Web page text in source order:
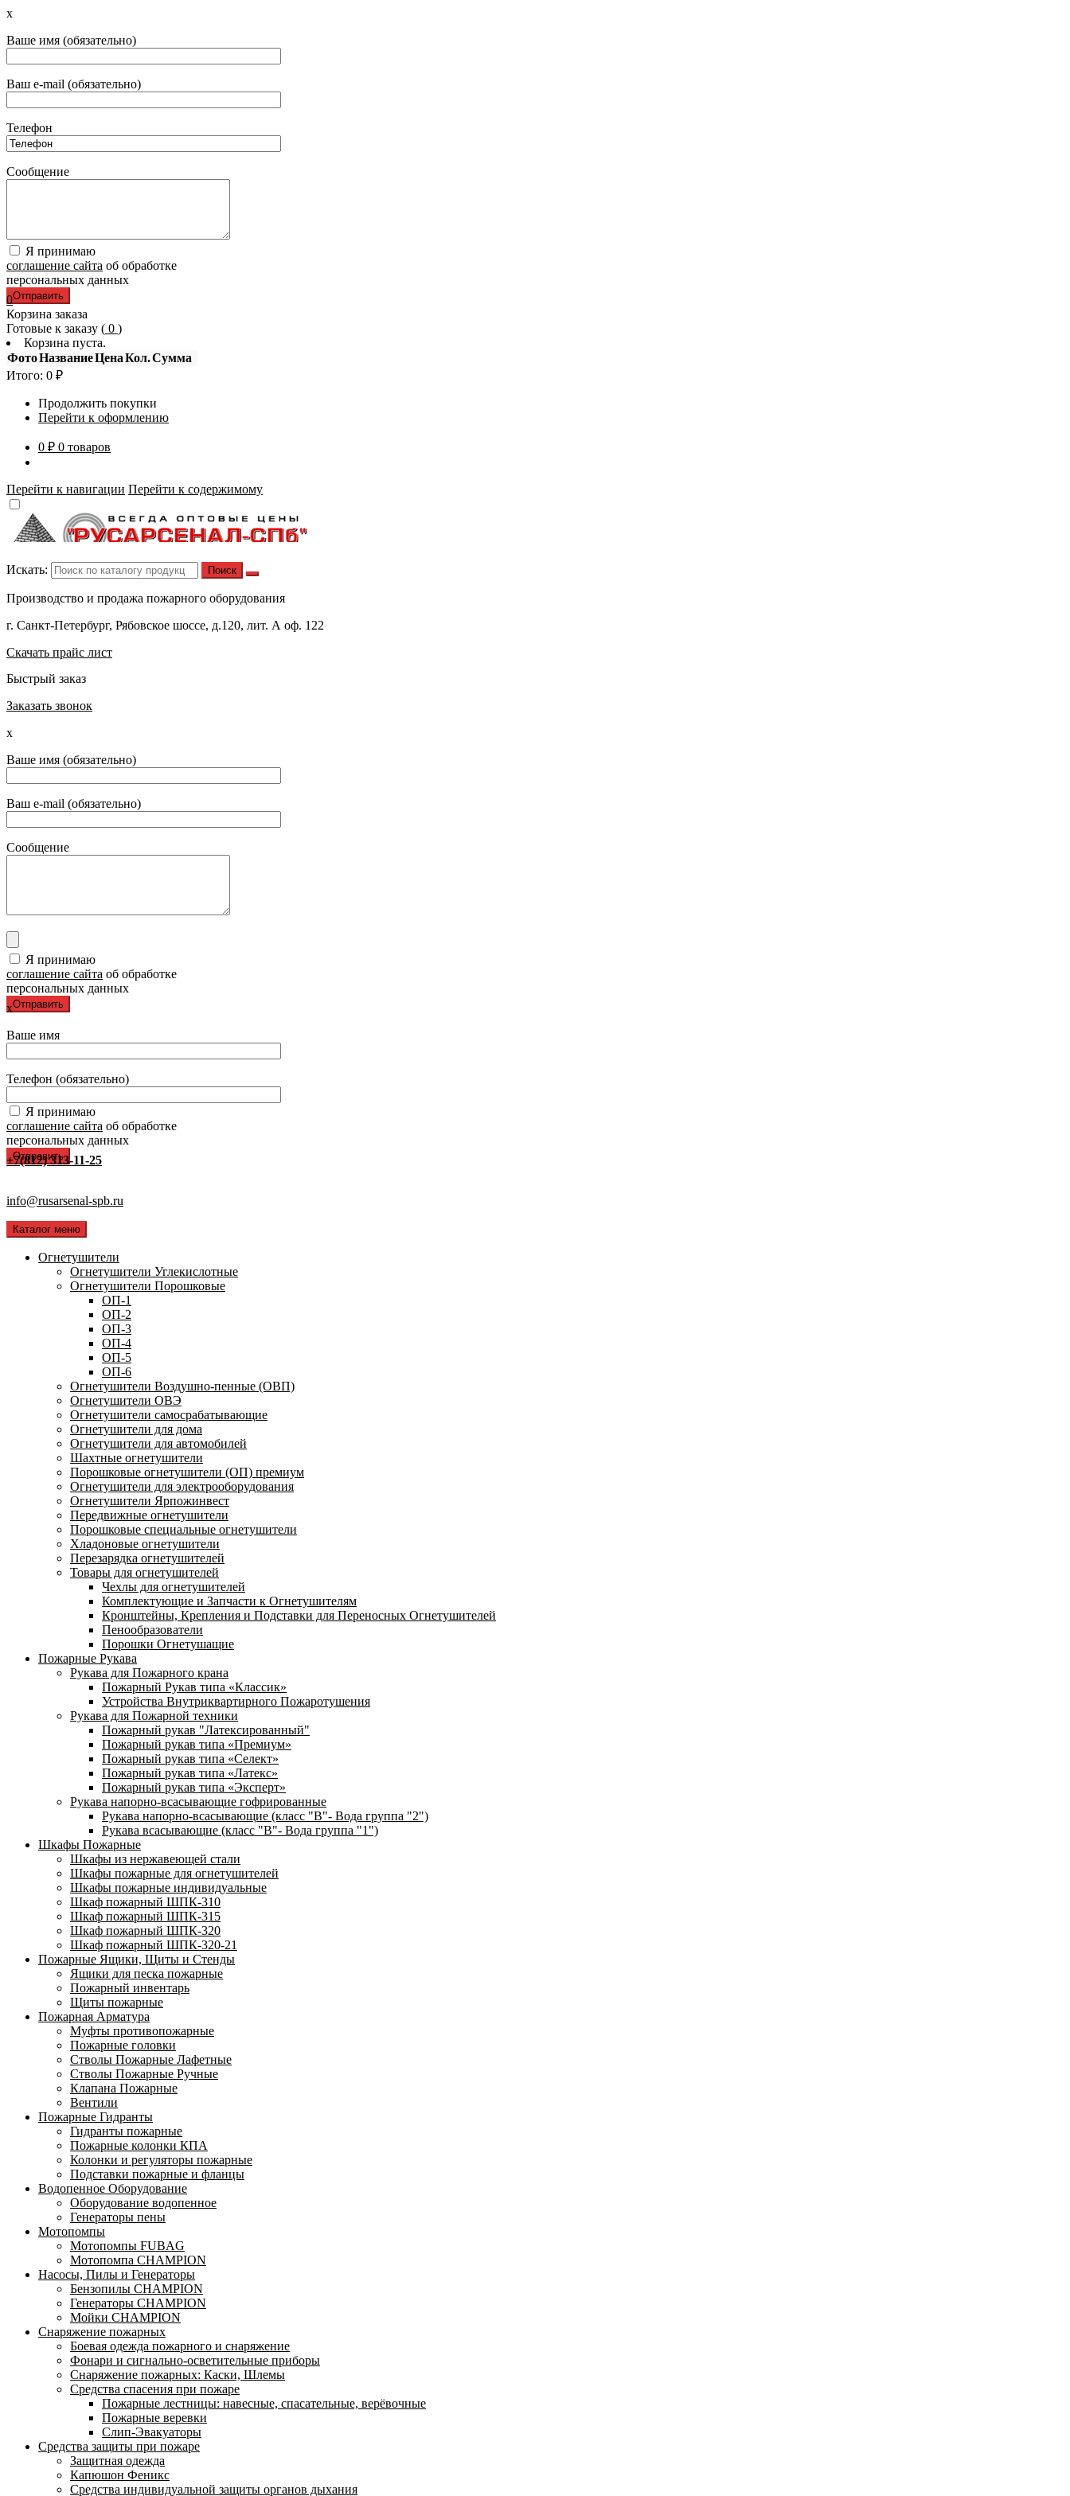
x
Ваше имя (обязательно)
Ваш e-mail (обязательно)
Телефон
Сообщение
Я принимаю
соглашение сайта об обработке
персональных данных
0
Корзина заказа
Готовые к заказу ( 0 )
Корзина пуста.
ФотоНазваниеЦенаКол.Сумма
Итого: 0 ₽
Продолжить покупки
Перейти к оформлению
0 ₽ 0 товаров
Перейти к навигации Перейти к содержимому
Искать:
Производство и продажа пожарного оборудования
г. Санкт-Петербург, Рябовское шоссе, д.120, лит. А оф. 122
Скачать прайс лист
Быстрый заказ
Заказать звонок
x
Ваше имя (обязательно)
Ваш e-mail (обязательно)
Сообщение
Я принимаю
соглашение сайта об обработке
персональных данных
x
Ваше имя
Телефон (обязательно)
Я принимаю
соглашение сайта об обработке
персональных данных
+7(812) 313-11-25
info@rusarsenal-spb.ru
Каталог меню
Огнетушители
Огнетушители Углекислотные
Огнетушители Порошковые
ОП-1
ОП-2
ОП-3
ОП-4
ОП-5
ОП-6
Огнетушители Воздушно-пенные (ОВП)
Огнетушители ОВЭ
Огнетушители самосрабатывающие
Огнетушители для дома
Огнетушители для автомобилей
Шахтные огнетушители
Порошковые огнетушители (ОП) премиум
Огнетушители для электрооборудования
Огнетушители Ярпожинвест
Передвижные огнетушители
Порошковые специальные огнетушители
Хладоновые огнетушители
Перезарядка огнетушителей
Товары для огнетушителей
Чехлы для огнетушителей
Комплектующие и Запчасти к Огнетушителям
Кронштейны, Крепления и Подставки для Переносных Огнетушителей
Пенообразователи
Порошки Огнетушащие
Пожарные Рукава
Рукава для Пожарного крана
Пожарный Рукав типа «Классик»
Устройства Внутриквартирного Пожаротушения
Рукава для Пожарной техники
Пожарный рукав "Латексированный"
Пожарный рукав типа «Премиум»
Пожарный рукав типа «Селект»
Пожарный рукав типа «Латекс»
Пожарный рукав типа «Эксперт»
Рукава напорно-всасывающие гофрированные
Рукава напорно-всасывающие (класс "В"- Вода группа "2")
Рукава всасывающие (класс "В"- Вода группа "1")
Шкафы Пожарные
Шкафы из нержавеющей стали
Шкафы пожарные для огнетушителей
Шкафы пожарные индивидуальные
Шкаф пожарный ШПК-310
Шкаф пожарный ШПК-315
Шкаф пожарный ШПК-320
Шкаф пожарный ШПК-320-21
Пожарные Ящики, Щиты и Стенды
Ящики для песка пожарные
Пожарный инвентарь
Щиты пожарные
Пожарная Арматура
Муфты противопожарные
Пожарные головки
Стволы Пожарные Лафетные
Стволы Пожарные Ручные
Клапана Пожарные
Вентили
Пожарные Гидранты
Гидранты пожарные
Пожарные колонки КПА
Колонки и регуляторы пожарные
Подставки пожарные и фланцы
Водопенное Оборудование
Оборудование водопенное
Генераторы пены
Мотопомпы
Мотопомпы FUBAG
Мотопомпа CHAMPION
Насосы, Пилы и Генераторы
Бензопилы CHAMPION
Генераторы CHAMPION
Мойки CHAMPION
Снаряжение пожарных
Боевая одежда пожарного и снаряжение
Фонари и сигнально-осветительные приборы
Снаряжение пожарных: Каски, Шлемы
Средства спасения при пожаре
Пожарные лестницы: навесные, спасательные, верёвочные
Пожарные веревки
Слип-Эвакуаторы
Средства защиты при пожаре
Защитная одежда
Капюшон Феникс
Средства индивидуальной защиты органов дыхания